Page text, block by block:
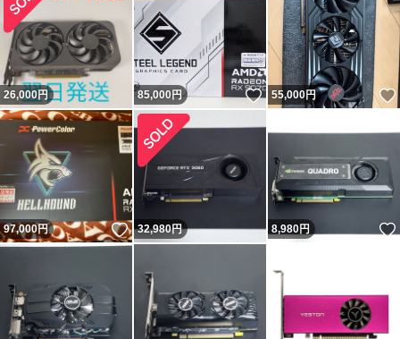
26,000円 85,000円 いいね！
55,000円
97,000円 いいね！
32,980円 8,980円